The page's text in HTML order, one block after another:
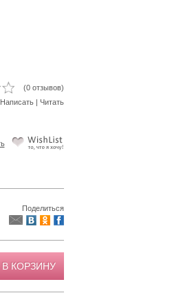
(0 отзывов)
Написать| Читать
Поделиться
КОРЗИНУ